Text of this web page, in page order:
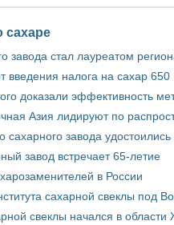
сахаре
завода стал лауреатом
введения налога на сахар
доказали эффективность
Азия лидируют по
сахарного завода удостоились
завод встречает 65-летие
в России
сахарной свеклы под
свеклы начался в области